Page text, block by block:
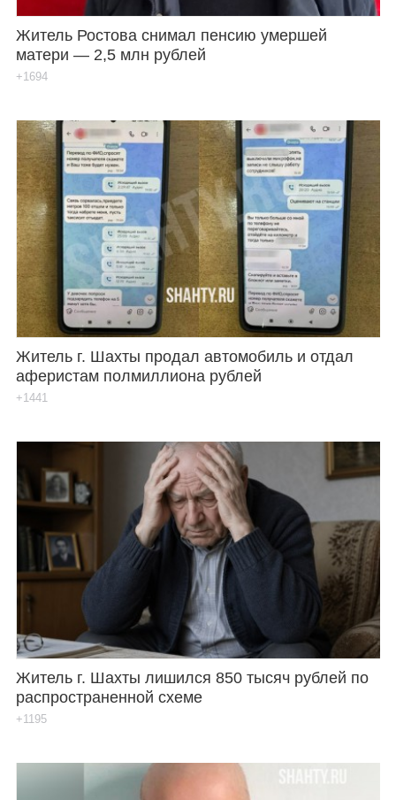
Житель Ростова снимал пенсию умершей
матери — 2,5 млн рублей
+1694
Житель г. Шахты продал автомобиль и отдал
аферистам полмиллиона рублей
+1441
Житель г. Шахты лишился 850 тысяч рублей по
распространенной схеме
+1195